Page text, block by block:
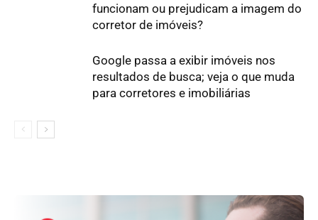
funcionam ou prejudicam a imagem do
corretor de imóveis?
Google passa a exibir imóveis nos
resultados de busca; veja o que muda
para corretores e imobiliárias